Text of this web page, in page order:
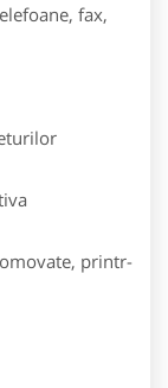
fax,
printr-